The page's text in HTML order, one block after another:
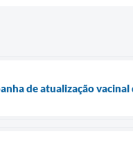
de atualização vacinal